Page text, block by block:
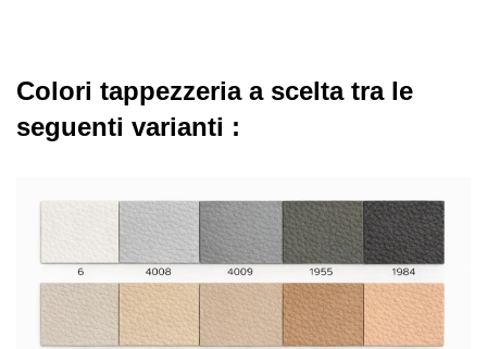
Colori tappezzeria a scelta tra le
seguenti varianti :